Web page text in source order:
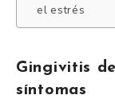
el estrés
Gingivitis
síntomas